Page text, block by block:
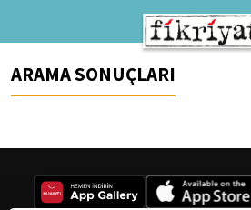
ARAMA SONUÇLARI